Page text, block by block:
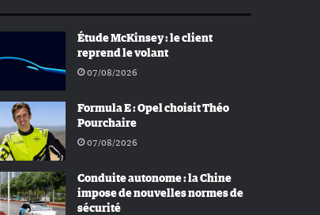
Étude McKinsey : le client
reprend le volant
07/08/2026
Formula E : Opel choisit Théo
Pourchaire
07/08/2026
Conduite autonome : la Chine
impose de nouvelles normes de
sécurité